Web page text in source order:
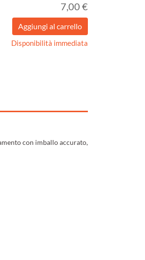
7,00 €
Disponibilità immediata
con imballo accurato,